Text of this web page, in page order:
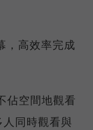
，高效率完成
佔空間地觀看
同時觀看與